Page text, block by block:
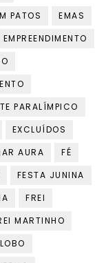
PATOS
EMAS
EMPREENDIMENTO
PARALÍMPICO
EXCLUÍDOS
AURA
FÉ
FESTA JUNINA
FREI
MARTINHO